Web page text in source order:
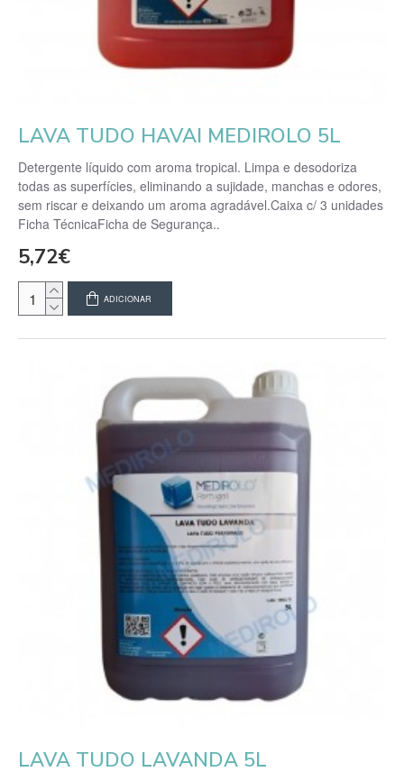
LAVA TUDO HAVAI MEDIROLO 5L
Detergente líquido com aroma tropical. Limpa e desodoriza
todas as superfícies, eliminando a sujidade, manchas e odores,
sem riscar e deixando um aroma agradável.Caixa c/ 3 unidades
Ficha TécnicaFicha de Segurança..
5,72€
ADICIONAR
LAVA TUDO LAVANDA 5L